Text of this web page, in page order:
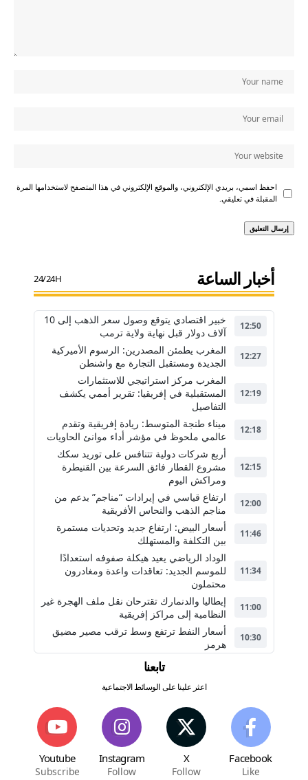
احفظ اسمي، بريدي الإلكتروني، والموقع الإلكتروني في هذا المتصفح لاستخدامها المرة
المقبلة في تعليقي.
أخبار الساعة 24/24H
12:50
خبير اقتصادي يتوقع وصول سعر الذهب إلى 10
آلاف دولار قبل نهاية ولاية ترمب
12:27
المغرب يطمئن المصدرين: الرسوم الأميركية
الجديدة ومستقبل التجارة مع واشنطن
12:19
المغرب مركز استراتيجي للاستثمارات
المستقبلية في إفريقيا: تقرير أممي يكشف
التفاصيل
12:18
ميناء طنجة المتوسط: ريادة إفريقية وتقدم
عالمي ملحوظ في مؤشر أداء موانئ الحاويات
12:15
أربع شركات دولية تتنافس على توريد سكك
مشروع القطار فائق السرعة بين القنيطرة
ومراكش اليوم
12:00
ارتفاع قياسي في إيرادات “مناجم” بدعم من
مناجم الذهب والنحاس الأفريقية
11:46
أسعار البيض: ارتفاع جديد وتحديات مستمرة
بين التكلفة والمستهلك
11:34
الوداد الرياضي يعيد هيكلة صفوفه استعدادًا
للموسم الجديد: تعاقدات واعدة ومغادرون
محتملون
11:00
إيطاليا والدنمارك تقترحان نقل ملف الهجرة غير
النظامية إلى مراكز إفريقية
10:30
أسعار النفط ترتفع وسط ترقب مصير مضيق
هرمز
تابعنا
اعثر علينا على الوسائط الاجتماعية
Facebook
Like
X
Follow
Instagram
Follow
Youtube
Subscribe